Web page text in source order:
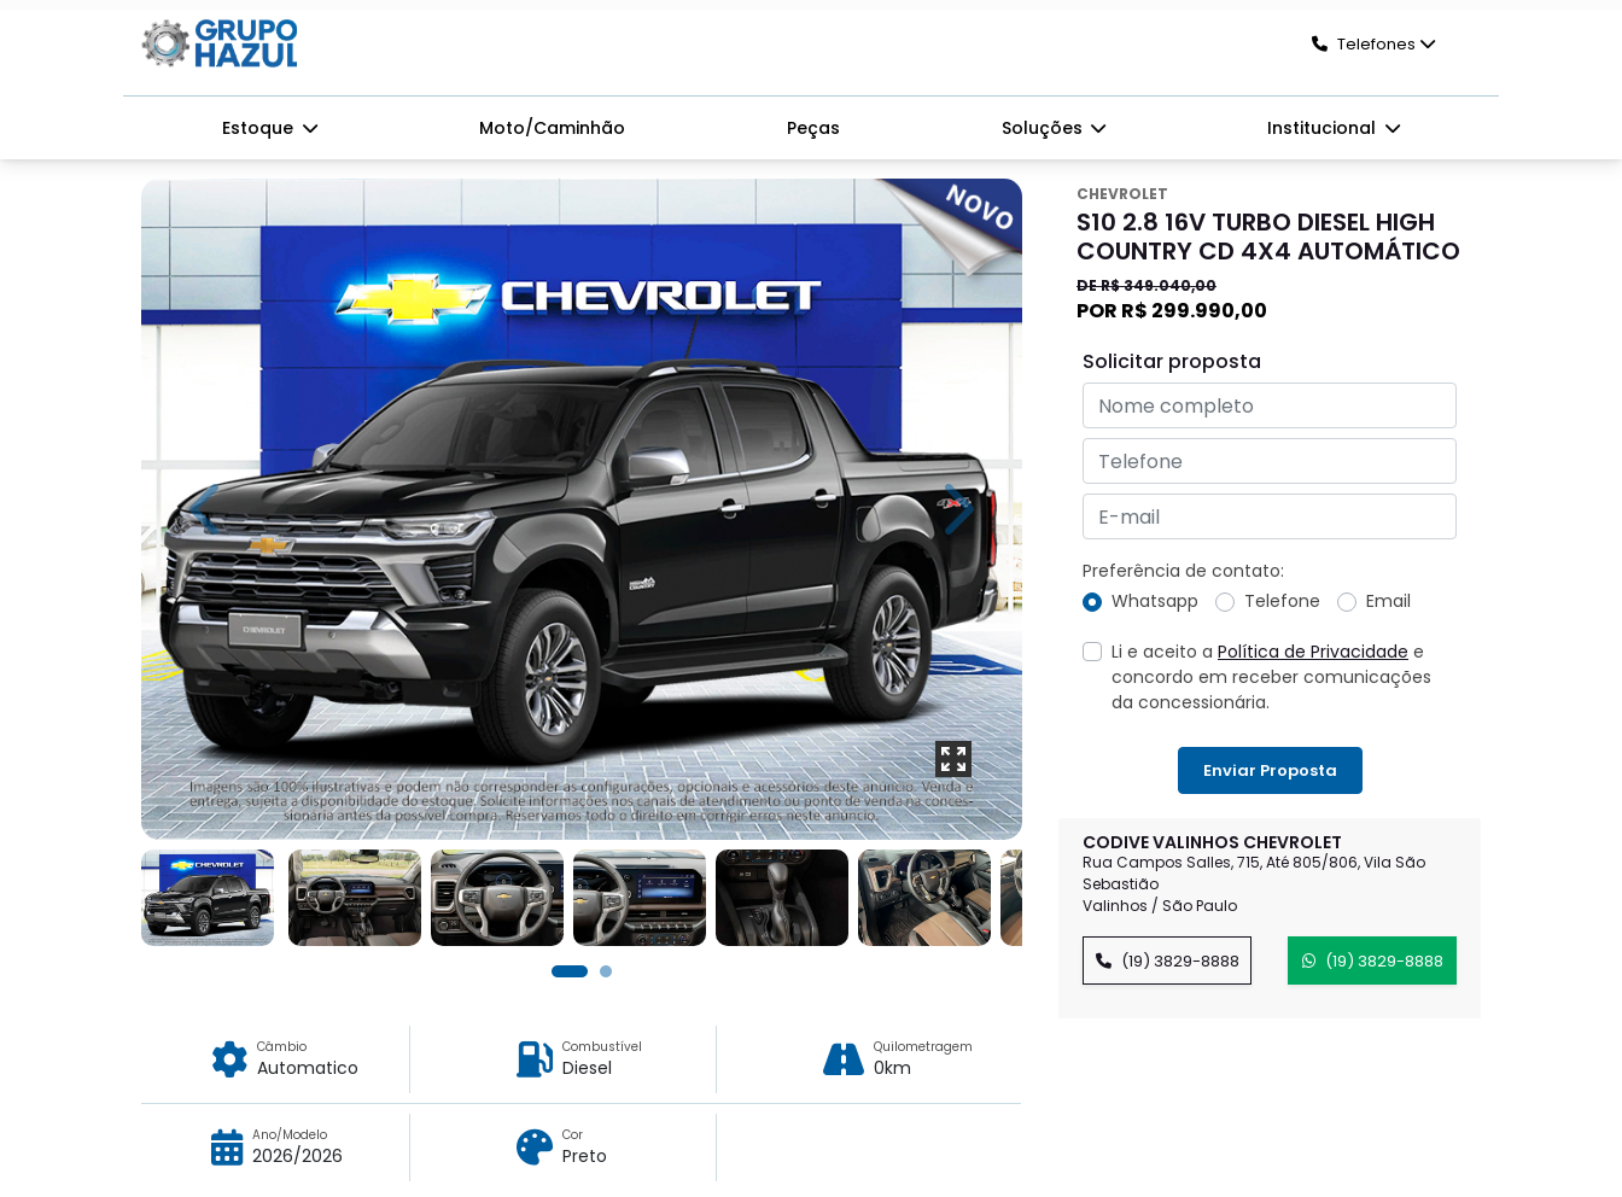
Telefones
Estoque Moto/Caminhão Peças Soluções Institucional
CHEVROLET
S10 2.8 16V TURBO DIESEL HIGH
COUNTRY CD 4X4 AUTOMÁTICO
DE R$ 349.040,00
POR R$ 299.990,00
CODIVE VALINHOS CHEVROLET
Rua Campos Salles, 715, Até 805/806, Vila São
Sebastião
Valinhos / São Paulo
(19) 3829-8888 (19) 3829-8888
Solicitar proposta
Preferência de contato:
Whatsapp
Telefone Email
Li e aceito a Política de Privacidade e
concordo em receber comunicações
da concessionária.
Enviar Proposta
Previous Next
Câmbio
Automatico
Combustível
Diesel
Quilometragem
0km
Ano/Modelo
2026/2026
Cor
Preto